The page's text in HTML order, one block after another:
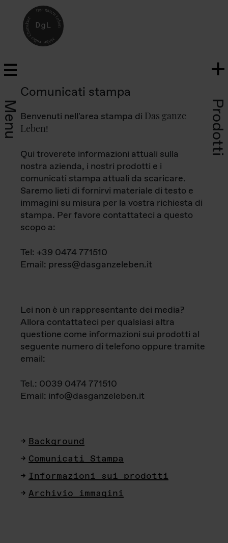
Menu Prodotti
Comunicati stampa
Benvenuti nell'area stampa di Das ganze
Leben!
Qui troverete informazioni attuali sulla
nostra azienda, i nostri prodotti e i
comunicati stampa attuali da scaricare.
Saremo lieti di fornirvi materiale di testo e
immagini su misura per la vostra richiesta di
stampa. Per favore contattateci a questo
scopo a:
Tel: +39 0474 771510
Email: press@dasganzeleben.it
Lei non è un rappresentante dei media?
Allora contattateci per qualsiasi altra
questione come informazioni sui prodotti al
seguente numero di telefono oppure tramite
email:
Tel.: 0039 0474 771510
Email: info@dasganzeleben.it
Background
Comunicati Stampa
Informazioni sui prodotti
Archivio immagini